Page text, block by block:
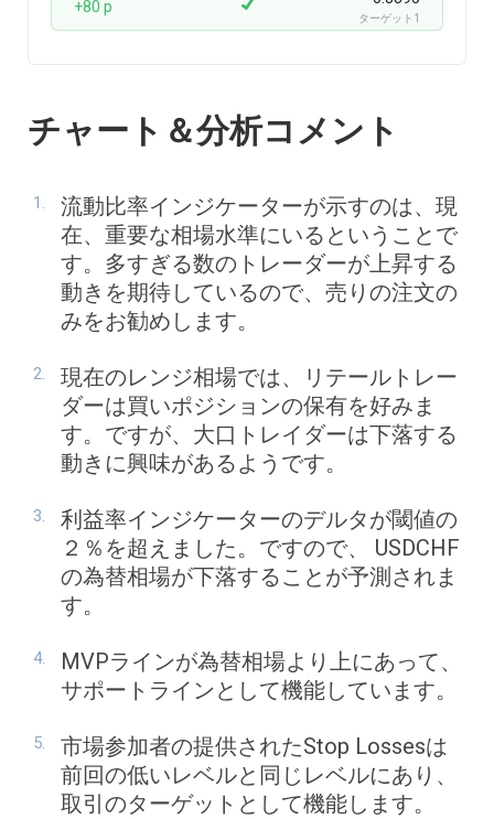
+80 p
ターゲット1
チャート＆分析コメント
流動比率インジケーターが示すのは、現
在、重要な相場水準にいるということで
す。多すぎる数のトレーダーが上昇する
動きを期待しているので、売りの注文の
みをお勧めします。
現在のレンジ相場では、リテールトレー
ダーは買いポジションの保有を好みま
す。ですが、大口トレイダーは下落する
動きに興味があるようです。
利益率インジケーターのデルタが閾値の
２％を超えました。ですので、 USDCHF
の為替相場が下落することが予測されま
す。
MVPラインが為替相場より上にあって、
サポートラインとして機能しています。
市場参加者の提供されたStop Lossesは
前回の低いレベルと同じレベルにあり、
取引のターゲットとして機能します。